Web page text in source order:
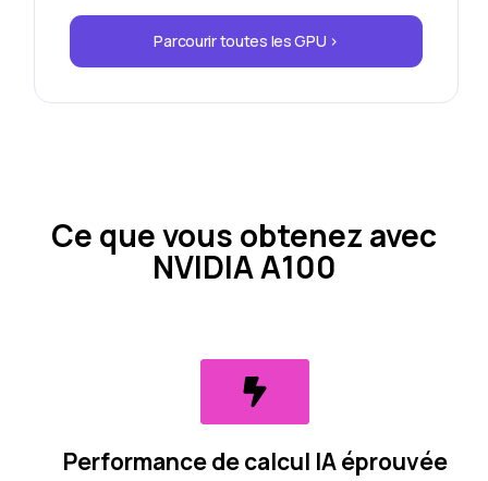
Parcourir toutes les GPU >
Ce que vous obtenez avec
NVIDIA A100
Performance de calcul IA éprouvée